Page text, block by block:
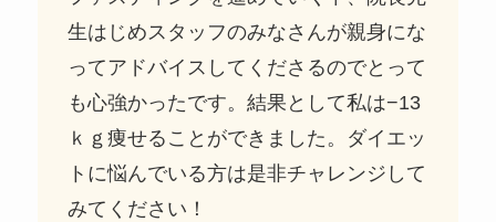
生はじめスタッフのみなさんが親身にな
ってアドバイスしてくださるのでとって
も心強かったです。結果として私は−13
ｋｇ痩せることができました。ダイエッ
トに悩んでいる方は是非チャレンジして
みてください！